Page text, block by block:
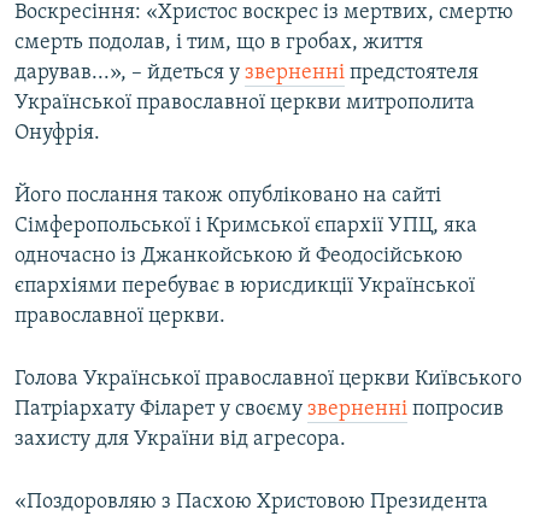
Воскресіння: «Христос воскрес із мертвих, смертю
смерть подолав, і тим, що в гробах, життя
дарував...», – йдеться у зверненні предстоятеля
Української православної церкви митрополита
Онуфрія.
Його послання також опубліковано на сайті
Сімферопольської і Кримської єпархії УПЦ, яка
одночасно із Джанкойською й Феодосійською
єпархіями перебуває в юрисдикції Української
православної церкви.
Голова Української православної церкви Київського
Патріархату Філарет у своєму зверненні попросив
захисту для України від агресора.
«Поздоровляю з Пасхою Христовою Президента